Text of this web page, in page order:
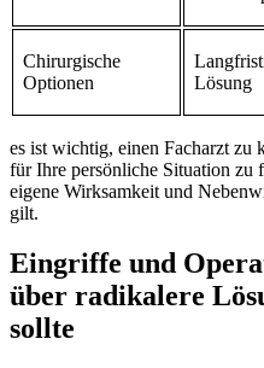
Chirurgische
Optionen
Lösung
es ist wichtig, einen Facharzt zu
für Ihre persönliche‍ Situation zu
eigene Wirksamkeit und
gilt.
Eingriffe und
über radikalere
sollte